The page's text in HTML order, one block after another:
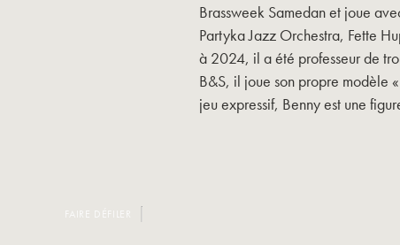
FAIRE DÉFILER
Brassweek Samedan et joue
Partyka Jazz Orchestra, Fette
à 2024, il a été professeur de
B&S, il joue son propre modèle
jeu expressif, Benny est une